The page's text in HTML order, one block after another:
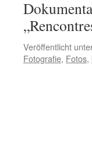
Veröffentlicht
Fotografie, Fotos,